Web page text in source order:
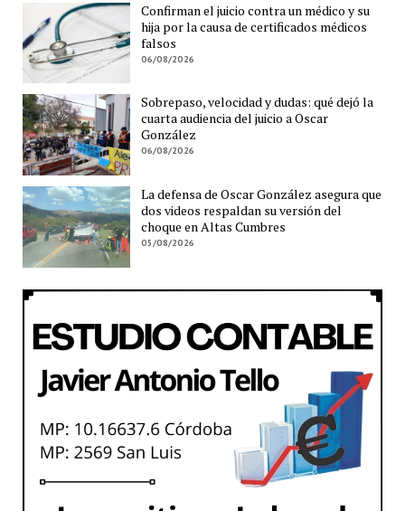
Confirman el juicio contra un médico y su
hija por la causa de certificados médicos
falsos
06/08/2026
Sobrepaso, velocidad y dudas: qué dejó la
cuarta audiencia del juicio a Oscar
González
06/08/2026
La defensa de Oscar González asegura que
dos videos respaldan su versión del
choque en Altas Cumbres
05/08/2026